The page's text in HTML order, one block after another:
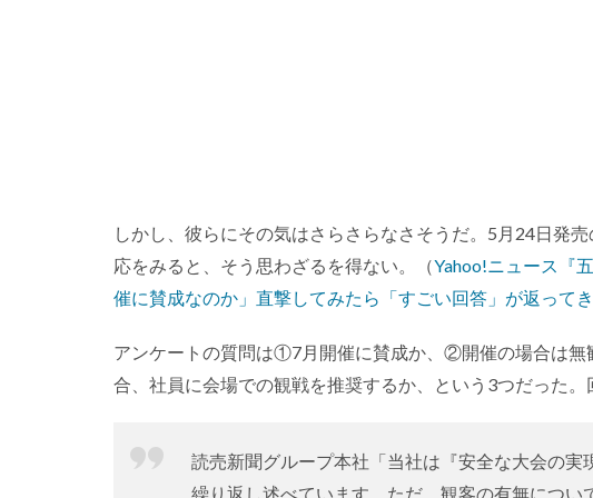
しかし、彼らにその気はさらさらなさそうだ。5月24日発
応をみると、そう思わざるを得ない。（Yahoo!ニュース『
催に賛成なのか」直撃してみたら「すごい回答」が返ってき
アンケートの質問は①7月開催に賛成か、②開催の場合は
合、社員に会場での観戦を推奨するか、という3つだった。
読売新聞グループ本社「当社は『安全な大会の
繰り返し述べています。ただ、観客の有無につ